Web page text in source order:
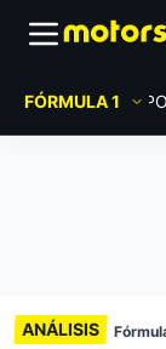
FÓRMULA 1
ANÁLISIS